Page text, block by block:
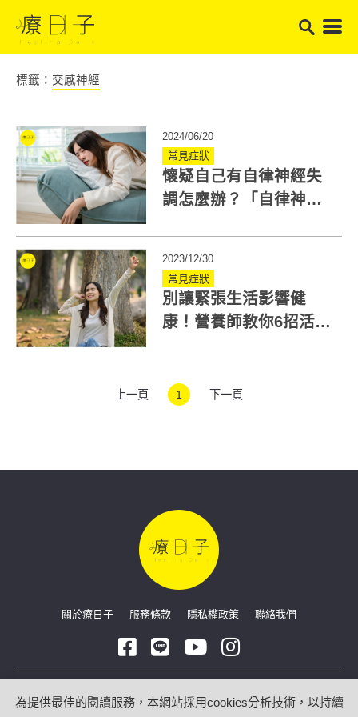
標籤： 交感神經
2024/06/20
常見症狀
懷疑自己有自律神經失
調怎麼辦？「自律神經
2023/12/30
常見症狀
別讓緊張生活影響健
康！營養師教你6招活化
上一頁 1 下一頁
關於療日子 服務條款 隱私權政策 聯絡我們
Copyright © 2026 療日子 HealingDaily
為提供最佳的閱讀服務，本網站採用cookies分析技術，以持續